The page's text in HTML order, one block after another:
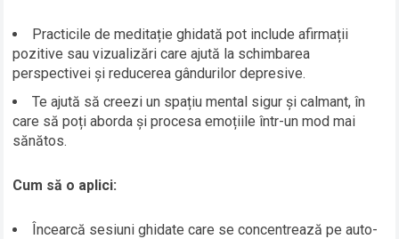
Practicile de meditație ghidată pot include afirmații
pozitive sau vizualizări care ajută la schimbarea
perspectivei și reducerea gândurilor depresive.
Te ajută să creezi un spațiu mental sigur și calmant, în
care să poți aborda și procesa emoțiile într-un mod mai
sănătos.
Cum să o aplici:
Încearcă sesiuni ghidate care se concentrează pe auto-